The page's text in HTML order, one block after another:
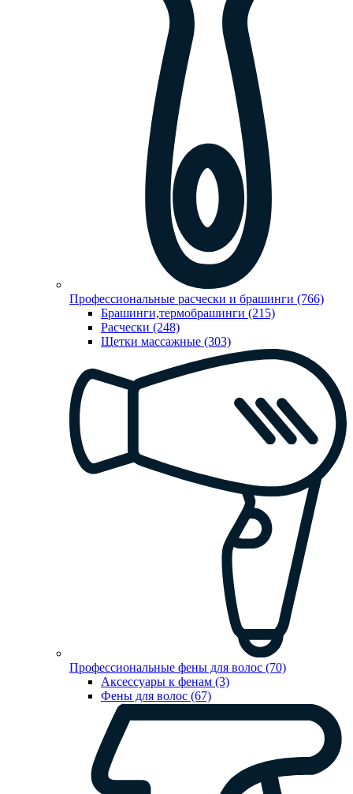
Профессиональные расчески и брашинги (766)
Брашинги,термобрашинги (215)
Расчески (248)
Щетки массажные (303)
Профессиональные фены для волос (70)
Аксессуары к фенам (3)
Фены для волос (67)